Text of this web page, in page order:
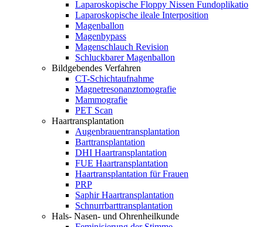
Laparoskopische Floppy Nissen Fundoplikatio
Laparoskopische ileale Interposition
Magenballon
Magenbypass
Magenschlauch Revision
Schluckbarer Magenballon
Bildgebendes Verfahren
CT-Schichtaufnahme
Magnetresonanztomografie
Mammografie
PET Scan
Haartransplantation
Augenbrauentransplantation
Barttransplantation
DHI Haartransplantation
FUE Haartransplantation
Haartransplantation für Frauen
PRP
Saphir Haartransplantation
Schnurrbarttransplantation
Hals- Nasen- und Ohrenheilkunde